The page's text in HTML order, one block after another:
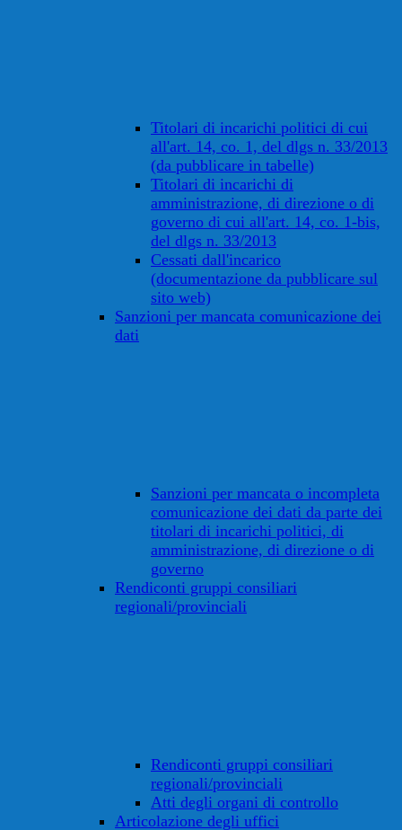
Titolari di incarichi politici di cui
all'art. 14, co. 1, del dlgs n. 33/2013
(da pubblicare in tabelle)
Titolari di incarichi di
amministrazione, di direzione o di
governo di cui all'art. 14, co. 1-bis,
del dlgs n. 33/2013
Cessati dall'incarico
(documentazione da pubblicare sul
sito web)
Sanzioni per mancata comunicazione dei
dati
Sanzioni per mancata o incompleta
comunicazione dei dati da parte dei
titolari di incarichi politici, di
amministrazione, di direzione o di
governo
Rendiconti gruppi consiliari
regionali/provinciali
Rendiconti gruppi consiliari
regionali/provinciali
Atti degli organi di controllo
Articolazione degli uffici